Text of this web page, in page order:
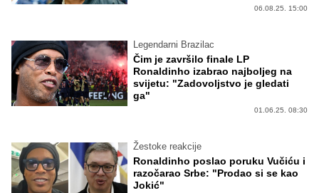
06.08.25. 15:00
Legendarni Brazilac
Čim je završilo finale LP
Ronaldinho izabrao najboljeg na
svijetu: "Zadovoljstvo je gledati
ga"
01.06.25. 08:30
Žestoke reakcije
Ronaldinho poslao poruku Vučiću i
razočarao Srbe: "Prodao si se kao
Jokić"